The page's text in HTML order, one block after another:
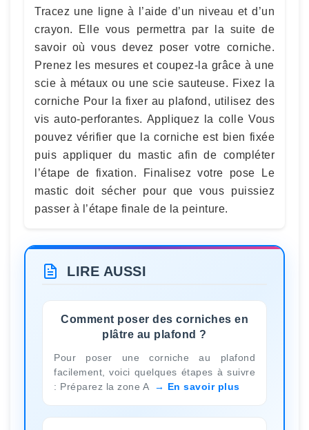
Tracez une ligne à l’aide d’un niveau et d’un
crayon. Elle vous permettra par la suite de
savoir où vous devez poser votre corniche.
Prenez les mesures et coupez-la grâce à une
scie à métaux ou une scie sauteuse. Fixez la
corniche Pour la fixer au plafond, utilisez des
vis auto-perforantes. Appliquez la colle Vous
pouvez vérifier que la corniche est bien fixée
puis appliquer du mastic afin de compléter
l’étape de fixation. Finalisez votre pose Le
mastic doit sécher pour que vous puissiez
passer à l’étape finale de la peinture.
LIRE AUSSI
Comment poser des corniches en
plâtre au plafond ?
Pour poser une corniche au plafond
facilement, voici quelques étapes à suivre
: Préparez la zone A
En savoir plus